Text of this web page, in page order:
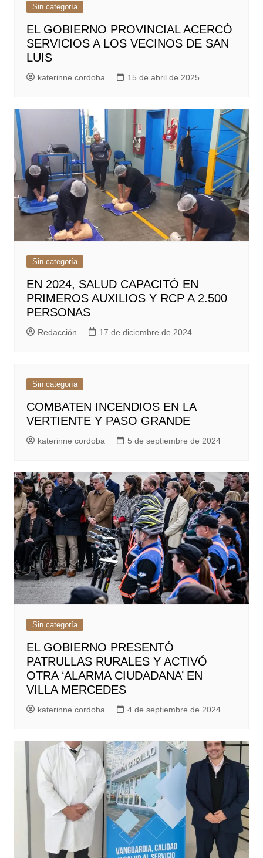
Sin categoría
EL GOBIERNO PROVINCIAL ACERCÓ
SERVICIOS A LOS VECINOS DE SAN
LUIS
katerinne cordoba 15 de abril de 2025
Sin categoría
EN 2024, SALUD CAPACITÓ EN
PRIMEROS AUXILIOS Y RCP A 2.500
PERSONAS
Redacción 17 de diciembre de 2024
Sin categoría
COMBATEN INCENDIOS EN LA
VERTIENTE Y PASO GRANDE
katerinne cordoba 5 de septiembre de 2024
Sin categoría
EL GOBIERNO PRESENTÓ
PATRULLAS RURALES Y ACTIVÓ
OTRA ‘ALARMA CIUDADANA’ EN
VILLA MERCEDES
katerinne cordoba 4 de septiembre de 2024